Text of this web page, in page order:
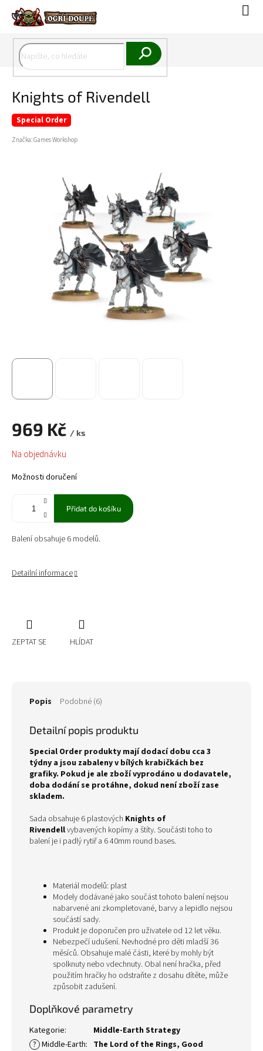
obsah
Knights of Rivendell
Special Order
Značka:Games Workshop
969 Kč / ks
Měrná
cena:
Na objednávku
Možnosti doručení
Přidat do košíku
Balení obsahuje 6 modelů.
Detailní informace
ZEPTAT SE HLÍDAT
Popis Podobné (6)
Detailní popis produktu
Special Order produkty mají dodací dobu cca 3
týdny a jsou zabaleny v bílých krabičkách bez
grafiky. Pokud je ale zboží vyprodáno u dodavatele,
doba dodání se protáhne, dokud není zboží zase
skladem.
Sada obsahuje 6 plastových Knights of
Rivendellvybavených kopímy a štíty. Součásti toho to
balení je i padlý rytiř a 6 40mm round bases.
Materiál modelů: plast
Modely dodávané jako součást tohoto balení nejsou
nabarvené ani zkompletované, barvy a lepidlo nejsou
součástí sady.
Produkt je doporučen pro uživatele od 12 let věku.
Nebezpečí udušení. Nevhodné pro děti mladší 36
měsíců. Obsahuje malé části, které by mohly být
spolknuty nebo vdechnuty. Obal není hračka, před
použitím hračky ho odstraňte z dosahu dítěte, může
způsobit zadušení.
Doplňkové parametry
Kategorie:
Middle-Earth Strategy
? Middle-Earth: The Lord of the Rings, Good